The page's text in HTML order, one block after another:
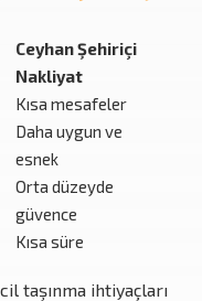
Ceyhan Şehiriçi
Nakliyat
Kısa mesafeler
Daha uygun ve
esnek
Orta düzeyde
güvence
Kısa süre
taşınma ihtiyaçları